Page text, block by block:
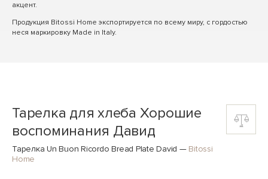
акцент.
Продукция Bitossi Home экспортируется по всему миру, с гордостью
неся маркировку Made in Italy.
Тарелка для хлеба Хорошие
воспоминания Давид
Тарелка Un Buon Ricordo Bread Plate David — Bitossi
Home